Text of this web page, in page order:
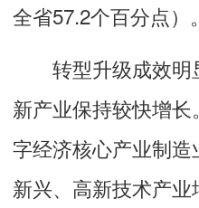
全省57.2个百分点）。
转型升级成效明
新产业保持较快增
字经济核心产业制
新兴、高新技术产